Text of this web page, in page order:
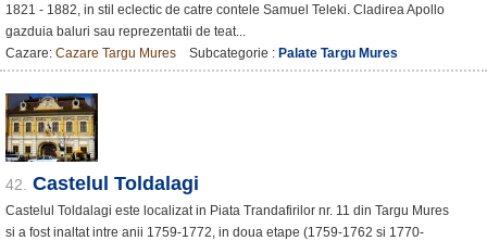
1821 - 1882, in stil eclectic de catre contele Samuel Teleki. Cladirea Apollo
gazduia baluri sau reprezentatii de teat...
Cazare: Cazare Targu Mures Subcategorie : Palate Targu Mures
42. Castelul Toldalagi
Castelul Toldalagi este localizat in Piata Trandafirilor nr. 11 din Targu Mures
si a fost inaltat intre anii 1759-1772, in doua etape (1759-1762 si 1770-